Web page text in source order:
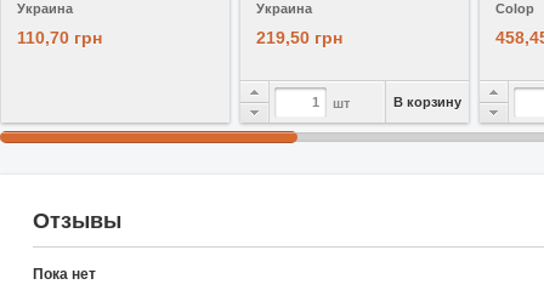
Украина
110,70 грн
Украина
219,50 грн
шт В корзину
Colop
Отзывы
Пока нет